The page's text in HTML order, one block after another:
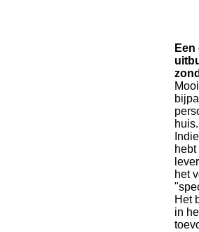
huis.
het
Het
in